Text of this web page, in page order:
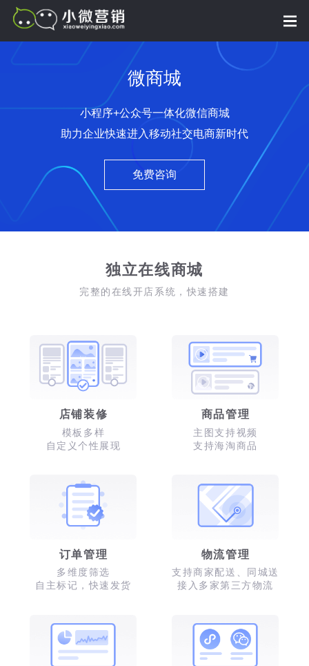
微商城
小程序+公众号一体化微信商城
助力企业快速进入移动社交电商新时代
免费咨询
独立在线商城
完整的在线开店系统，快速搭建
店铺装修
模板多样
自定义个性展现
订单管理
多维度筛选
自主标记，快速发货
商品管理
主图支持视频
支持海淘商品
物流管理
支持商家配送、同城送
接入多家第三方物流